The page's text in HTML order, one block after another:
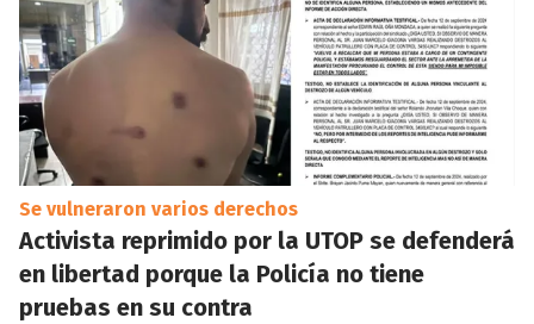
Se vulneraron varios derechos
Activista reprimido por la UTOP se defenderá
en libertad porque la Policía no tiene
pruebas en su contra